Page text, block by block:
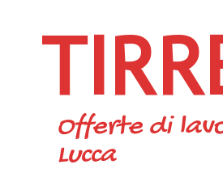
Offerte di
Lucca